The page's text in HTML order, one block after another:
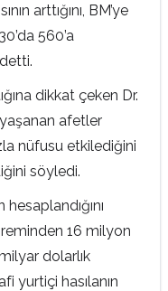
arttığını, BM’ye
560’a
dikkat çeken Dr.
afetler
nüfusu etkilediğini
söyledi.
16 milyon
dolarlık
yurtiçi hasılanın